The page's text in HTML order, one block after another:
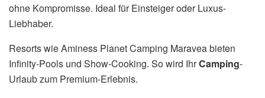
ohne Kompromisse. Ideal für Einsteiger oder Luxus-
Liebhaber.
Resorts wie Aminess Planet Camping Maravea bieten
Infinity-Pools und Show-Cooking. So wird IhrCamping-
Urlaub zum Premium-Erlebnis.